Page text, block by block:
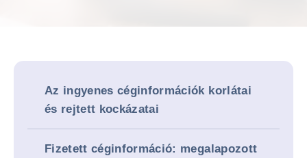
Az ingyenes céginformációk korlátai
és rejtett kockázatai
Fizetett céginformáció: megalapozott